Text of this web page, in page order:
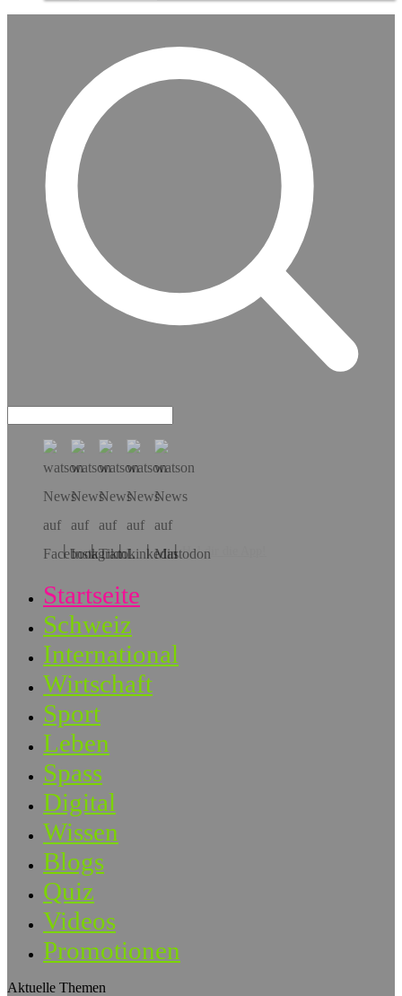
Hol dir die App!
Startseite
Schweiz
International
Wirtschaft
Sport
Leben
Spass
Digital
Wissen
Blogs
Quiz
Videos
Promotionen
Aktuelle Themen